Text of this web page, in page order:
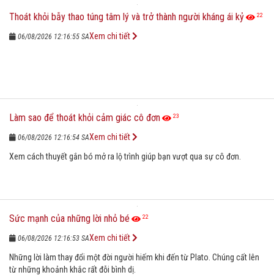
Thoát khỏi bẫy thao túng tâm lý và trở thành người kháng ái kỷ 22
06/08/2026 12:16:55 SAXem chi tiết
Làm sao để thoát khỏi cảm giác cô đơn 23
06/08/2026 12:16:54 SA
Xem cách thuyết gắn bó mở ra lộ trình giúp bạn vượt qua sự cô đơn.
Xem chi tiết
Sức mạnh của những lời nhỏ bé 22
06/08/2026 12:16:53 SA
Những lời làm thay đổi một đời người hiếm khi đến từ Plato. Chúng cất lên
từ những khoảnh khắc rất đỗi bình dị.
Xem chi tiết